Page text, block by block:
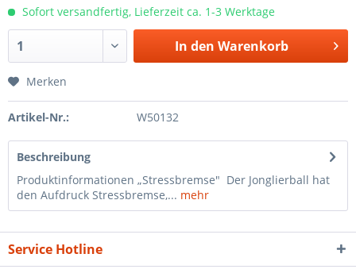
Sofort versandfertig, Lieferzeit ca. 1-3 Werktage
In den Warenkorb
Merken
Artikel-Nr.: W50132
Beschreibung
Produktinformationen „Stressbremse" Der Jonglierball hat
den Aufdruck Stressbremse,... mehr
Service Hotline